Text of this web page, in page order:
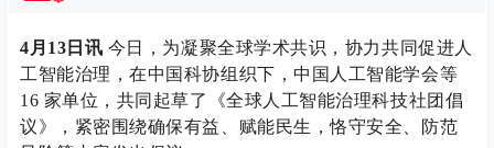
4月13日讯 今日，为凝聚全球学术共识，协力共同促进人
工智能治理，在中国科协组织下，中国人工智能学会等
16 家单位，共同起草了《全球人工智能治理科技社团倡
议》，紧密围绕确保有益、赋能民生，恪守安全、防范